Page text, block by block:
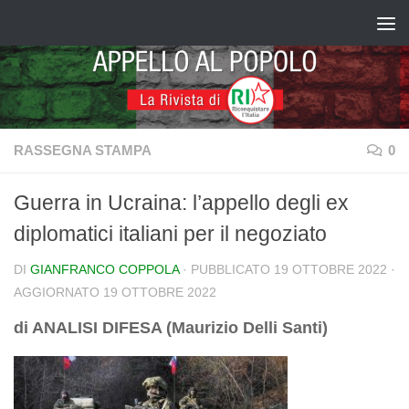
RASSEGNA STAMPA 0
Guerra in Ucraina: l’appello degli ex
diplomatici italiani per il negoziato
DI GIANFRANCO COPPOLA · PUBBLICATO 19 OTTOBRE 2022 ·
AGGIORNATO 19 OTTOBRE 2022
di ANALISI DIFESA (Maurizio Delli Santi)